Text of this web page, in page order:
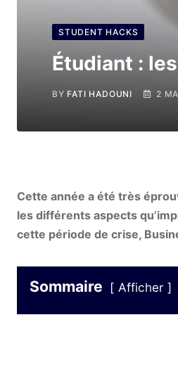
STUDENT HACKS
Étudiant :
BY FATI HADOUNI 2
Cette année a été très
les différents aspects
cette période de crise,
Sommaire Afficher